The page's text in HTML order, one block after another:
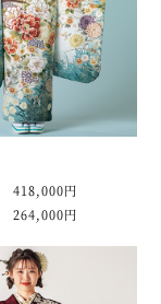
418,000円
264,000円